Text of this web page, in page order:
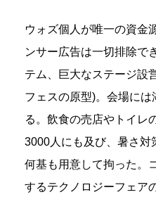
ウォズ個人が唯一の資金
ンサー広告は一切排除で
テム、巨大なステージ設
フェスの原型)。会場に
る。飲食の売店やトイレ
3000人にも及び、暑さ対
何基も用意して拘った。
するテクノロジーフェア